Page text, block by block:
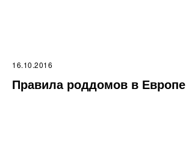
16.10.2016
Правила роддомов в Европе